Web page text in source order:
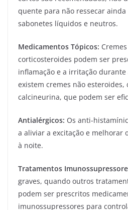
quente para não ressecar ainda
sabonetes líquidos e neutros.
Medicamentos Tópicos:
corticosteroides podem ser
inflamação e a irritação durante
existem cremes não
calcineurina, que podem ser
Antialérgicos: Os anti-
a aliviar a excitação e melhorar
à noite.
Tratamentos
graves, quando outros
podem ser prescritos
imunossupressores para